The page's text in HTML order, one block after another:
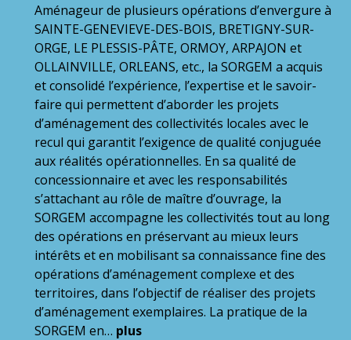
Aménageur de plusieurs opérations d’envergure à
SAINTE-GENEVIEVE-DES-BOIS, BRETIGNY-SUR-
ORGE, LE PLESSIS-PÂTE, ORMOY, ARPAJON et
OLLAINVILLE, ORLEANS, etc., la SORGEM a acquis
et consolidé l’expérience, l’expertise et le savoir-
faire qui permettent d’aborder les projets
d’aménagement des collectivités locales avec le
recul qui garantit l’exigence de qualité conjuguée
aux réalités opérationnelles. En sa qualité de
concessionnaire et avec les responsabilités
s’attachant au rôle de maître d’ouvrage, la
SORGEM accompagne les collectivités tout au long
des opérations en préservant au mieux leurs
intérêts et en mobilisant sa connaissance fine des
opérations d’aménagement complexe et des
territoires, dans l’objectif de réaliser des projets
d’aménagement exemplaires. La pratique de la
SORGEM en… plus